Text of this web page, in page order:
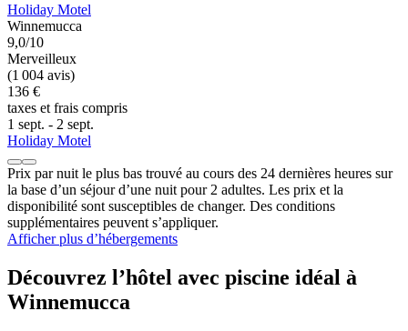
Holiday Motel
Winnemucca
9,0/10
Merveilleux
(1 004 avis)
136 €
taxes et frais compris
1 sept. - 2 sept.
Holiday Motel
Prix par nuit le plus bas trouvé au cours des 24 dernières heures sur
la base d’un séjour d’une nuit pour 2 adultes. Les prix et la
disponibilité sont susceptibles de changer. Des conditions
supplémentaires peuvent s’appliquer.
Afficher plus d’hébergements
Découvrez l’hôtel avec piscine idéal à
Winnemucca